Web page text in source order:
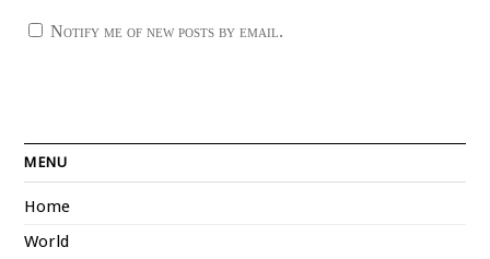
Notify me of new posts by email.
MENU
Home
World